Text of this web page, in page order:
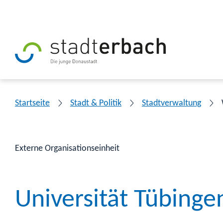
Startseite Stadt & Politik Stadtverwaltung
Externe Organisationseinheit
Universität